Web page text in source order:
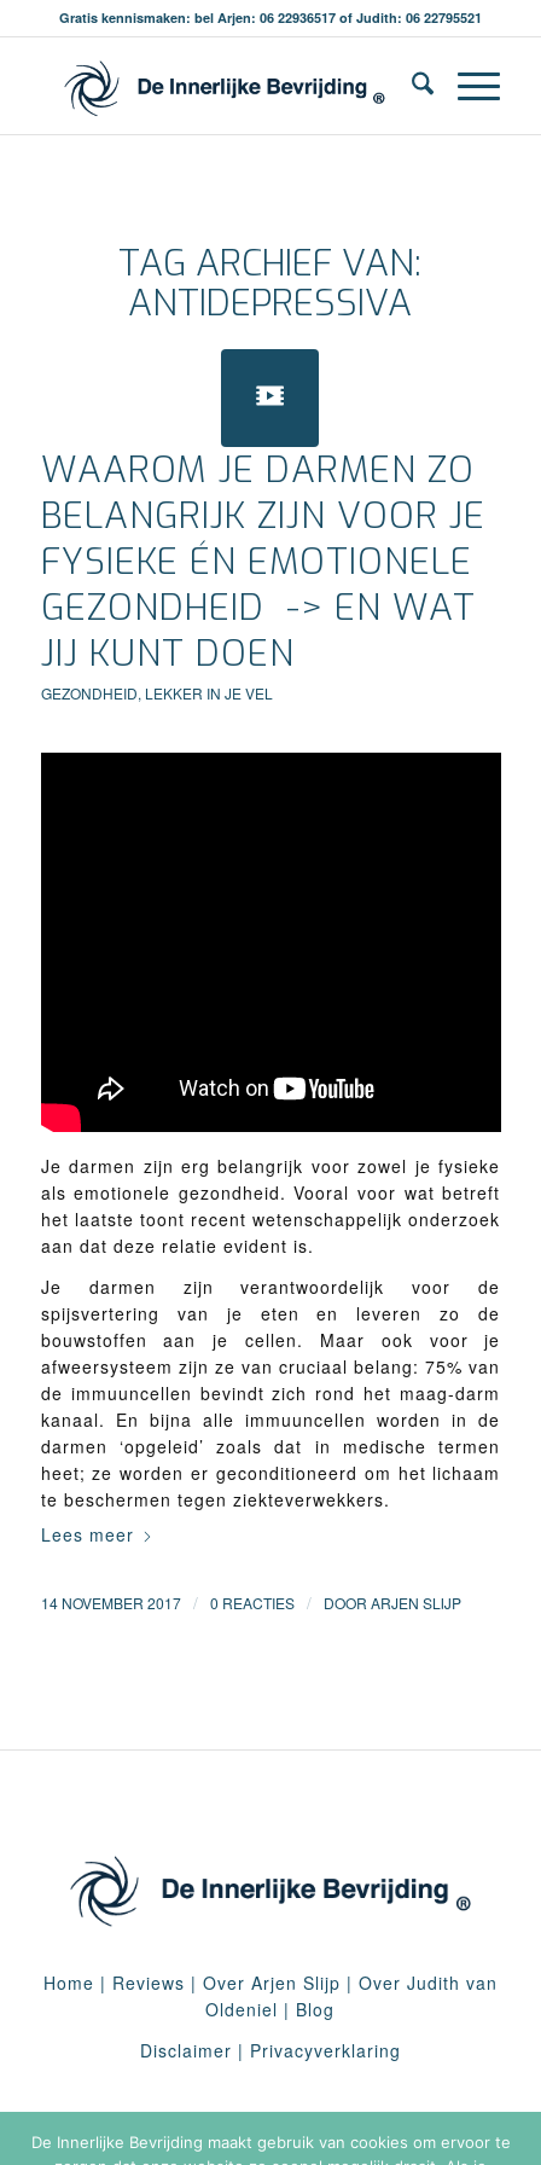
Gratis kennismaken: bel Arjen: 06 22936517 of Judith: 06 22795521
TAG ARCHIEF VAN:
ANTIDEPRESSIVA
WAAROM JE DARMEN ZO
BELANGRIJK ZIJN VOOR JE
FYSIEKE ÉN EMOTIONELE
GEZONDHEID -> EN WAT
JIJ KUNT DOEN
GEZONDHEID, LEKKER IN JE VEL
Je darmen zijn erg belangrijk voor zowel je fysieke
als emotionele gezondheid. Vooral voor wat betreft
het laatste toont recent wetenschappelijk onderzoek
aan dat deze relatie evident is.
Je darmen zijn verantwoordelijk voor de
spijsvertering van je eten en leveren zo de
bouwstoffen aan je cellen. Maar ook voor je
afweersysteem zijn ze van cruciaal belang: 75% van
de immuuncellen bevindt zich rond het maag-darm
kanaal. En bijna alle immuuncellen worden in de
darmen ‘opgeleid’ zoals dat in medische termen
heet; ze worden er geconditioneerd om het lichaam
te beschermen tegen ziekteverwekkers.
Lees meer
14 NOVEMBER 2017 / 0 REACTIES / DOOR ARJEN SLIJP
Home | Reviews | Over Arjen Slijp | Over Judith van
Oldeniel | Blog
Disclaimer | Privacyverklaring
De Innerlijke Bevrijding maakt gebruik van cookies om ervoor te